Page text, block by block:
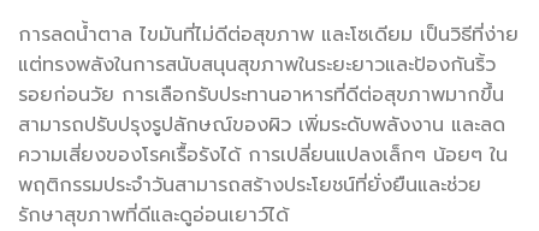
การลดน้ำตาล ไขมันที่ไม่ดีต่อสุขภาพ และโซเดียม เป็นวิธีที่ง่าย
แต่ทรงพลังในการสนับสนุนสุขภาพในระยะยาวและป้องกันริ้ว
รอยก่อนวัย การเลือกรับประทานอาหารที่ดีต่อสุขภาพมากขึ้น
สามารถปรับปรุงรูปลักษณ์ของผิว เพิ่มระดับพลังงาน และลด
ความเสี่ยงของโรคเรื้อรังได้ การเปลี่ยนแปลงเล็กๆ น้อยๆ ใน
พฤติกรรมประจำวันสามารถสร้างประโยชน์ที่ยั่งยืนและช่วย
รักษาสุขภาพที่ดีและดูอ่อนเยาว์ได้